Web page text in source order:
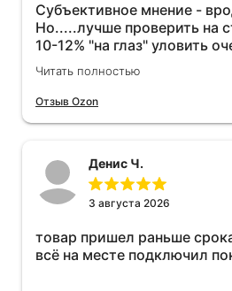
Субъективное мнение -
Но.....лучше проверить на
10-12% "на глаз" уловить
Покатаюсь, потом отключу
будет 😁.
Читать полностью
Отзыв Ozon
Денис Ч.
3 августа 2026
товар пришел раньше
всё на месте подключил